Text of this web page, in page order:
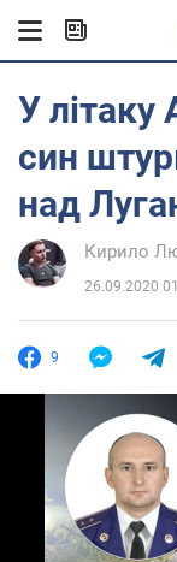
У літаку
син
над
Кирило
26.09.2020
9